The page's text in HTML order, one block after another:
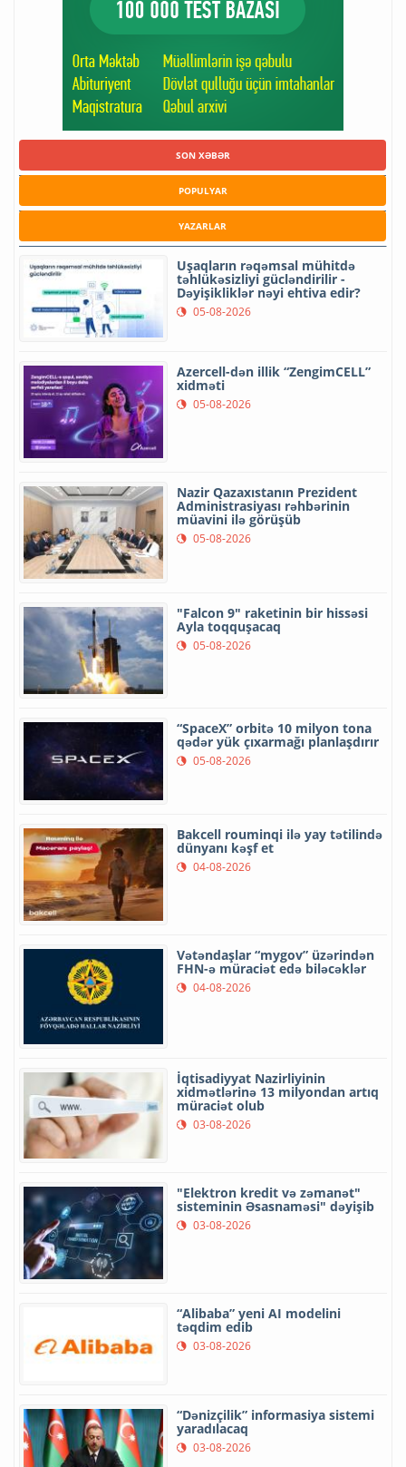
SON XƏBƏR
POPULYAR
YAZARLAR
Uşaqların rəqəmsal mühitdə
təhlükəsizliyi gücləndirilir -
Dəyişikliklər nəyi ehtiva edir?
05-08-2026
Azercell-dən illik “ZengimCELL”
xidməti
05-08-2026
Nazir Qazaxıstanın Prezident
Administrasiyası rəhbərinin
müavini ilə görüşüb
05-08-2026
"Falcon 9" raketinin bir hissəsi
Ayla toqquşacaq
05-08-2026
“SpaceX” orbitə 10 milyon tona
qədər yük çıxarmağı planlaşdırır
05-08-2026
Bakcell rouminqi ilə yay tətilində
dünyanı kəşf et
04-08-2026
Vətəndaşlar “mygov” üzərindən
FHN-ə müraciət edə biləcəklər
04-08-2026
İqtisadiyyat Nazirliyinin
xidmətlərinə 13 milyondan artıq
müraciət olub
03-08-2026
"Elektron kredit və zəmanət"
sisteminin Əsasnaməsi" dəyişib
03-08-2026
“Alibaba” yeni AI modelini
təqdim edib
03-08-2026
“Dənizçilik” informasiya sistemi
yaradılacaq
03-08-2026